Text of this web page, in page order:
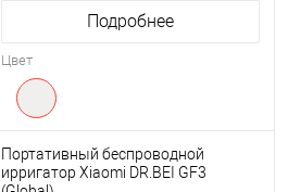
Подробнее
Цвет
Портативный беспроводной
ирригатор Xiaomi DR.BEI GF3